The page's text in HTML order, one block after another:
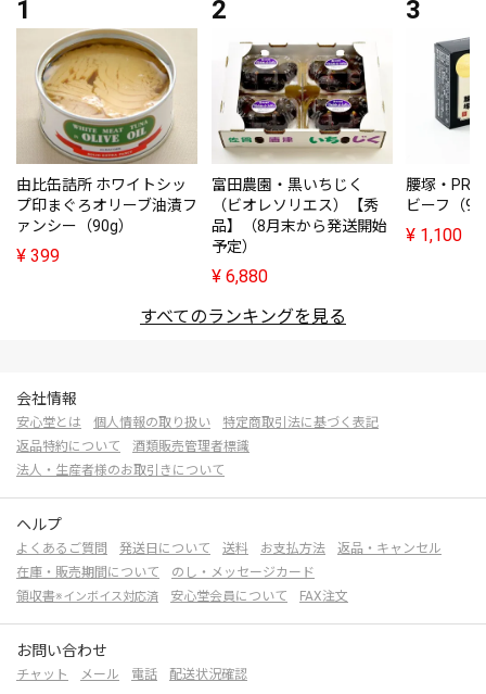
由比缶詰所 ホワイトシッ
プ印まぐろオリーブ油漬フ
ァンシー（90g）
¥ 399
富田農園・黒いちじく
（ビオレソリエス）【秀
品】（8月末から発送開始
予定）
¥ 6,880
腰塚・
ビーフ（
¥ 1,100
すべてのランキングを見る
会社情報
安心堂とは 個人情報の取り扱い
特定商取引法に基づく表記
返品特約について
酒類販売管理者標識
法人・生産者様のお取引きについて
ヘルプ
よくあるご質問 発送日について 送料 お支払方法
返品・キャンセル
在庫・販売期間について
のし・メッセージカード
領収書※インボイス対応済 安心堂会員について FAX注文
お問い合わせ
チャット メール 電話 配送状況確認